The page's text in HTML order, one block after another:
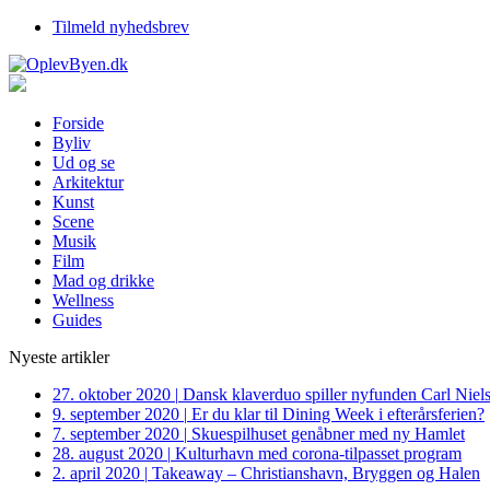
Tilmeld nyhedsbrev
Forside
Byliv
Ud og se
Arkitektur
Kunst
Scene
Musik
Film
Mad og drikke
Wellness
Guides
Nyeste artikler
27. oktober 2020 | Dansk klaverduo spiller nyfunden Carl
9. september 2020 | Er du klar til Dining Week i efterårsferien?
7. september 2020 | Skuespilhuset genåbner med ny Hamlet
28. august 2020 | Kulturhavn med corona-tilpasset program
2. april 2020 | Takeaway – Christianshavn, Bryggen og Halen